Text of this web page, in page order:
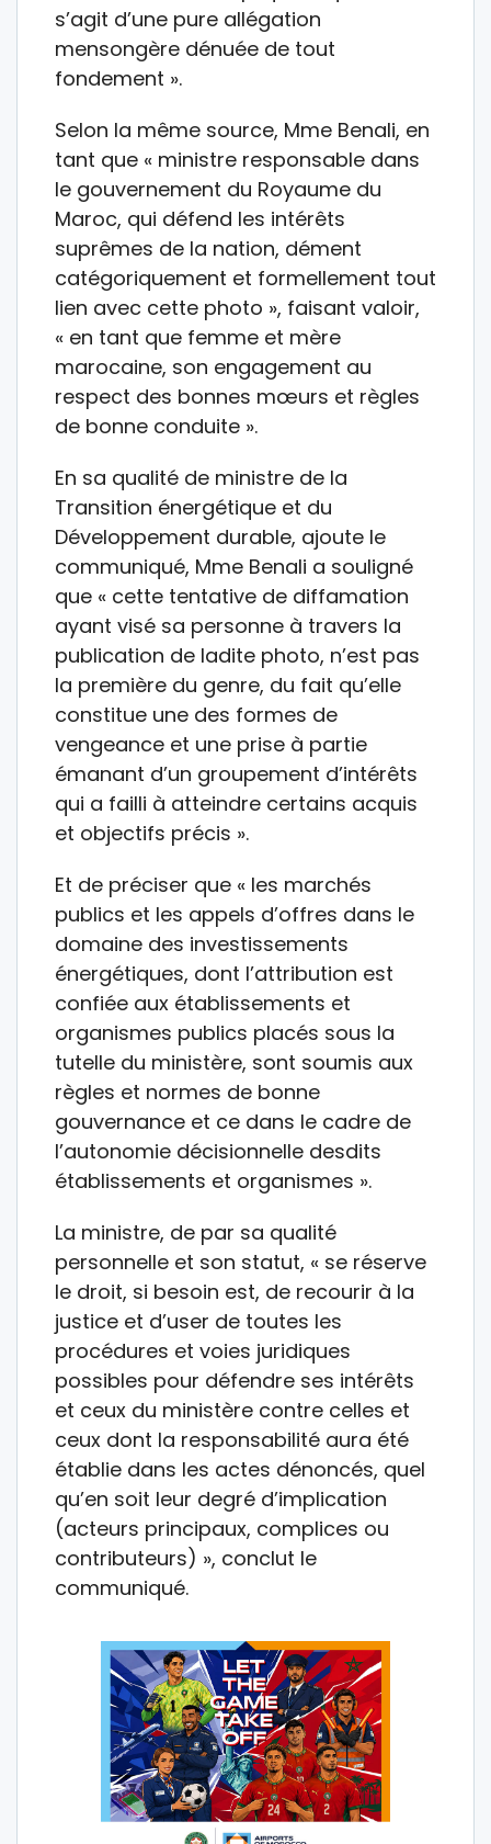
s’agit d’une pure allégation
mensongère dénuée de tout
fondement ».
Selon la même source, Mme Benali, en
tant que « ministre responsable dans
le gouvernement du Royaume du
Maroc, qui défend les intérêts
suprêmes de la nation, dément
catégoriquement et formellement tout
lien avec cette photo », faisant valoir,
« en tant que femme et mère
marocaine, son engagement au
respect des bonnes mœurs et règles
de bonne conduite ».
En sa qualité de ministre de la
Transition énergétique et du
Développement durable, ajoute le
communiqué, Mme Benali a souligné
que « cette tentative de diffamation
ayant visé sa personne à travers la
publication de ladite photo, n’est pas
la première du genre, du fait qu’elle
constitue une des formes de
vengeance et une prise à partie
émanant d’un groupement d’intérêts
qui a failli à atteindre certains acquis
et objectifs précis ».
Et de préciser que « les marchés
publics et les appels d’offres dans le
domaine des investissements
énergétiques, dont l’attribution est
confiée aux établissements et
organismes publics placés sous la
tutelle du ministère, sont soumis aux
règles et normes de bonne
gouvernance et ce dans le cadre de
l’autonomie décisionnelle desdits
établissements et organismes ».
La ministre, de par sa qualité
personnelle et son statut, « se réserve
le droit, si besoin est, de recourir à la
justice et d’user de toutes les
procédures et voies juridiques
possibles pour défendre ses intérêts
et ceux du ministère contre celles et
ceux dont la responsabilité aura été
établie dans les actes dénoncés, quel
qu’en soit leur degré d’implication
(acteurs principaux, complices ou
contributeurs) », conclut le
communiqué.